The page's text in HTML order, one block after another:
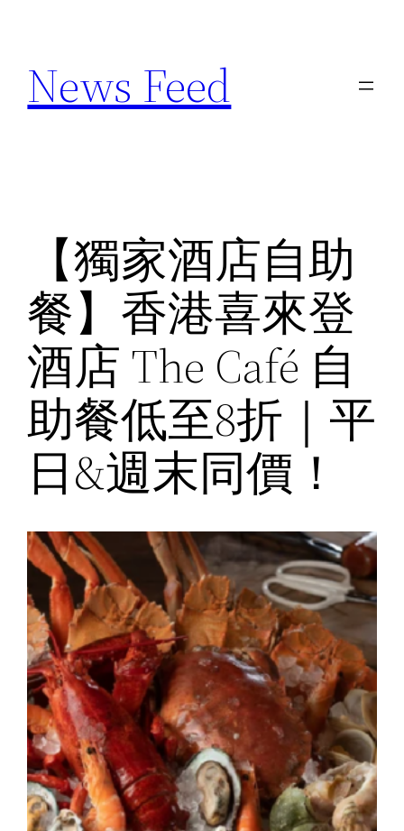
content
News Feed
【獨家酒店自助
餐】香港喜來登
酒店 The Café 自
助餐低至8折｜平
日&週末同價！